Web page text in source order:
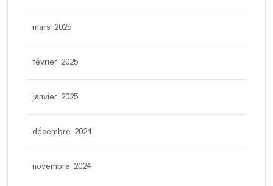
mars 2025
février 2025
janvier 2025
décembre 2024
novembre 2024